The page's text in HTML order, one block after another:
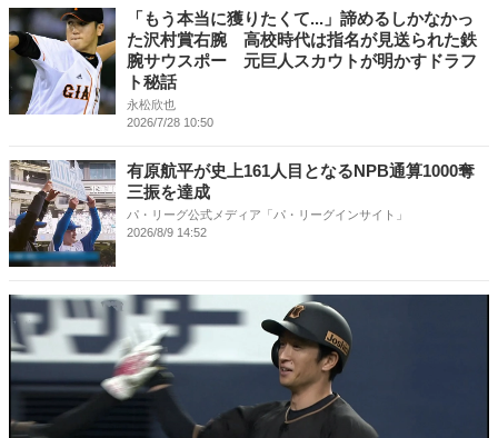
「もう本当に獲りたくて...」諦めるしかなかっ
た沢村賞右腕 高校時代は指名が見送られた鉄
腕サウスポー 元巨人スカウトが明かすドラフ
ト秘話
永松欣也
2026/7/28 10:50
有原航平が史上161人目となるNPB通算1000奪
三振を達成
パ・リーグ公式メディア「パ・リーグインサイト」
2026/8/9 14:52